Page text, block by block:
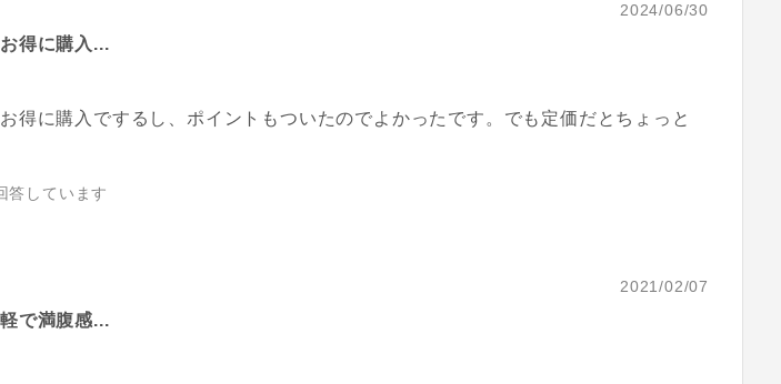
2024/06/30
得に購入...
得に購入でするし、ポイントもついたのでよかったです。でも定価だとちょっと
答しています
2021/02/07
で満腹感...